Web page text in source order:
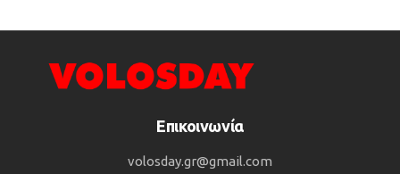
Επικοινωνία
volosday.gr@gmail.com